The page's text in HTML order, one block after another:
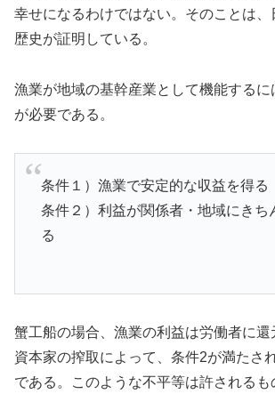
幸せになるわけではない。そのことは
歴史が証明している。
漁業が地域の基幹産業として機能する
が必要である。
条件１）漁業で安定的な収益を得る
条件２）利益が関係者・地域にきち
る
蟹工船の場合、漁業の利益は労働者に還
資本家の搾取によって、条件2が満たさ
である。このような不平等は許されるも